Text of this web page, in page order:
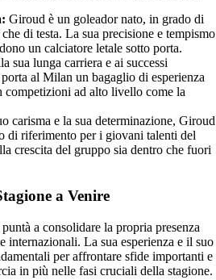
Giroud è un goleador nato, in grado di
di testa. La sua precisione e tempismo
un calciatore letale sotto porta.
sua lunga carriera e ai successi
al Milan un bagaglio di esperienza
competizioni ad alto livello come la
carisma e la sua determinazione, Giroud
di riferimento per i giovani talenti del
crescita del gruppo sia dentro che fuori
a Venire
a consolidare la propria presenza
internazionali. La sua esperienza e il suo
per affrontare sfide importanti e
in più nelle fasi cruciali della stagione.